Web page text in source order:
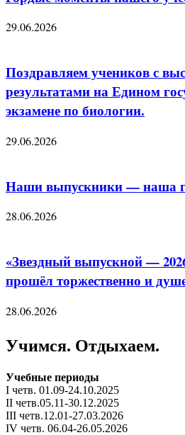
29.06.2026
Поздравляем учеников с
результатами на Едином
экзамене по биологии.
29.06.2026
Наши выпускники — наша
28.06.2026
«Звездный выпускной —
прошёл торжественно и
28.06.2026
Учимся. Отдыхаем.
Учебные периоды
I четв. 01.09-24.10.2025
II четв.05.11-30.12.2025
III четв.12.01-27.03.2026
IV четв. 06.04-26.05.2026